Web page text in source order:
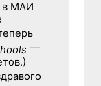
в МАИ
—